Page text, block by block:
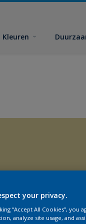
Kleuren
your privacy.
“Accept All Cookies”,
analyze site usage, and